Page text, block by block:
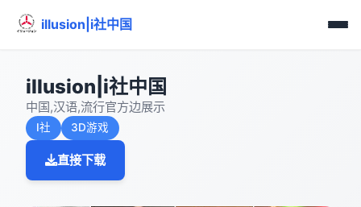
illusion|i社中国
illusion|i社中国
中国,汉语,流行官方边展示
I社 3D游戏
直接下载